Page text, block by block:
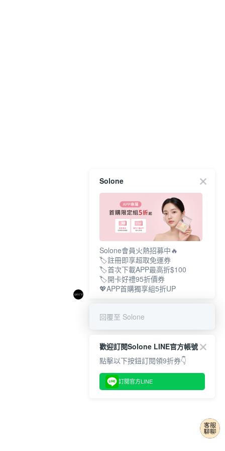
Solone
Solone會員火熱招募中🔥
🏷️註冊即享超取免運券
🏷️首次下載APP最高折$100
🏷️開卡好禮95折價券
💖APP首購獨享組5折UP
回覆至 Solone
歡迎訂閱Solone LINE官方帳號
點擊以下按鈕訂閱領9折券👇
訂閱官方LINE